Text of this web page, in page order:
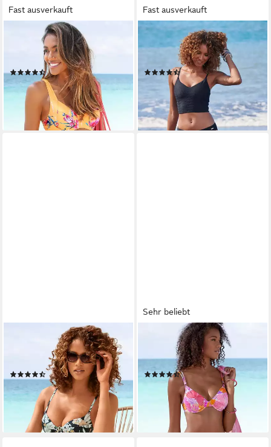
Fast ausverkauft
SUNSEEKER
Highwaist-Bikini-Hose Modern
mit floralem Design
(220)
34,99 €
lieferbar - in 1-2 Werktagen bei dir
Fast ausverkauft
SUNSEEKER
Bikini-Hose Loretta mit
Strukturmuster
(61)
29,99 €
lieferbar - in 1-2 Werktagen bei dir
Bikini-Hose Suva in
klassischer Schnittform
(46)
lieferbar - in 1-2 Werktagen bei dir
Sehr beliebt
SUNSEEKER
Bikini-Hose Butterfly mit
Schmetterling-Design
(54)
34,99 €
lieferbar - in 1-2 Werktagen bei dir